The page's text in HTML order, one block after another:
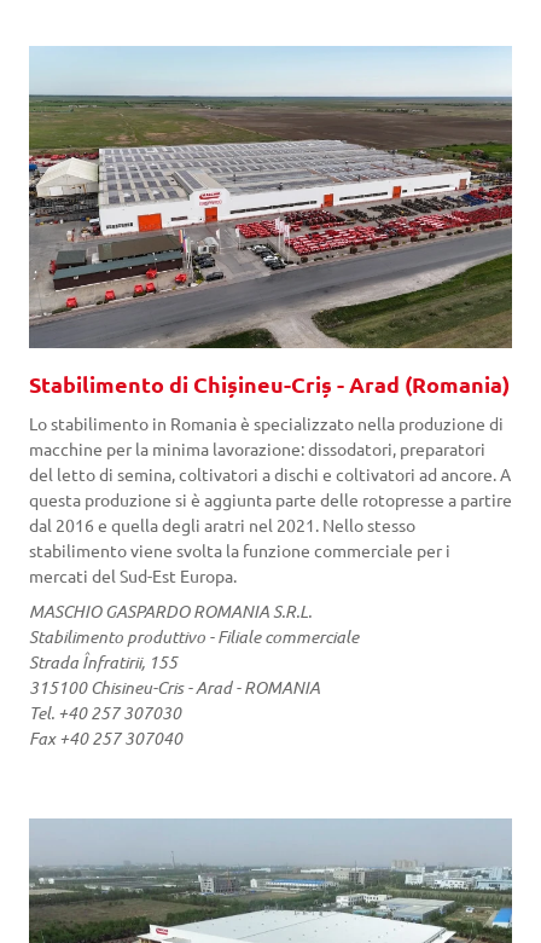
Stabilimento di Chișineu-Criș - Arad (Romania)
Lo stabilimento in Romania è specializzato nella produzione di
macchine per la minima lavorazione: dissodatori, preparatori
del letto di semina, coltivatori a dischi e coltivatori ad ancore. A
questa produzione si è aggiunta parte delle rotopresse a partire
dal 2016 e quella degli aratri nel 2021. Nello stesso
stabilimento viene svolta la funzione commerciale per i
mercati del Sud-Est Europa.
MASCHIO GASPARDO ROMANIA S.R.L.
Stabilimento produttivo - Filiale commerciale
Strada Înfratirii, 155
315100 Chisineu-Cris - Arad - ROMANIA
Tel. +40 257 307030
Fax +40 257 307040